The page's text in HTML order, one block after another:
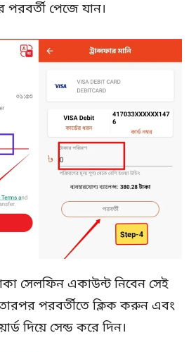
পরবর্তী পেজে যান।
সেলফিন একাউন্ট নিবেন সেই
পরবর্তীতে ক্লিক করুন এবং
দিয়ে সেন্ড করে দিন।